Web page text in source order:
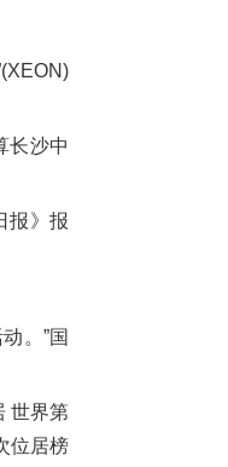
长沙中
报》报
。”国
世界第
位居榜